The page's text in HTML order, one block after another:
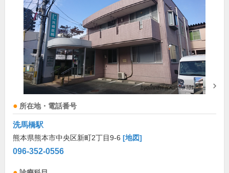
所在地・電話番号
洗馬橋駅
熊本県熊本市中央区新町2丁目9-6 [地図]
096-352-0556